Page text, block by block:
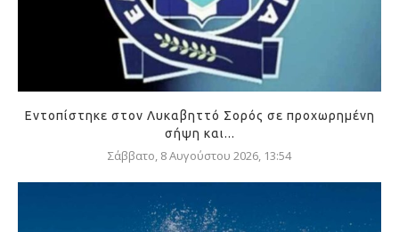
Εντοπίστηκε στον Λυκαβηττό Σορός σε προχωρημένη
σήψη και...
Σάββατο, 8 Αυγούστου 2026, 13:54